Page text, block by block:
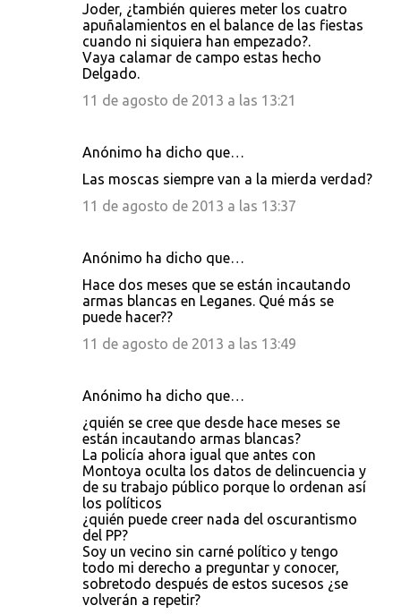
Joder, ¿también quieres meter los cuatro
apuñalamientos en el balance de las fiestas
cuando ni siquiera han empezado?.
Vaya calamar de campo estas hecho
Delgado.
11 de agosto de 2013 a las 13:21
Anónimo ha dicho que…
Las moscas siempre van a la mierda verdad?
11 de agosto de 2013 a las 13:37
Anónimo ha dicho que…
Hace dos meses que se están incautando
armas blancas en Leganes. Qué más se
puede hacer??
11 de agosto de 2013 a las 13:49
Anónimo ha dicho que…
¿quién se cree que desde hace meses se
están incautando armas blancas?
La policía ahora igual que antes con
Montoya oculta los datos de delincuencia y
de su trabajo público porque lo ordenan así
los políticos
¿quién puede creer nada del oscurantismo
del PP?
Soy un vecino sin carné político y tengo
todo mi derecho a preguntar y conocer,
sobretodo después de estos sucesos ¿se
volverán a repetir?